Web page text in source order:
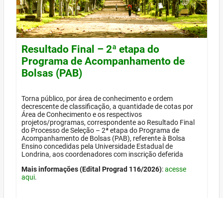
Resultado Final – 2ª etapa do
Programa de Acompanhamento de
Bolsas (PAB)
Torna público, por área de conhecimento e ordem
decrescente de classificação, a quantidade de cotas por
Área de Conhecimento e os respectivos
projetos/programas, correspondente ao Resultado Final
do Processo de Seleção – 2ª etapa do Programa de
Acompanhamento de Bolsas (PAB), referente à Bolsa
Ensino concedidas pela Universidade Estadual de
Londrina, aos coordenadores com inscrição deferida
Mais informações (Edital Prograd 116/2026):acesse
aqui.